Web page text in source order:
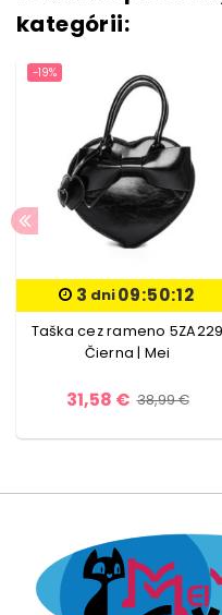
kategórii:
-19%
3 dni09:50:11
Taška cez rameno 5ZA229
Čierna | Mei
31,58 € 38,99 €